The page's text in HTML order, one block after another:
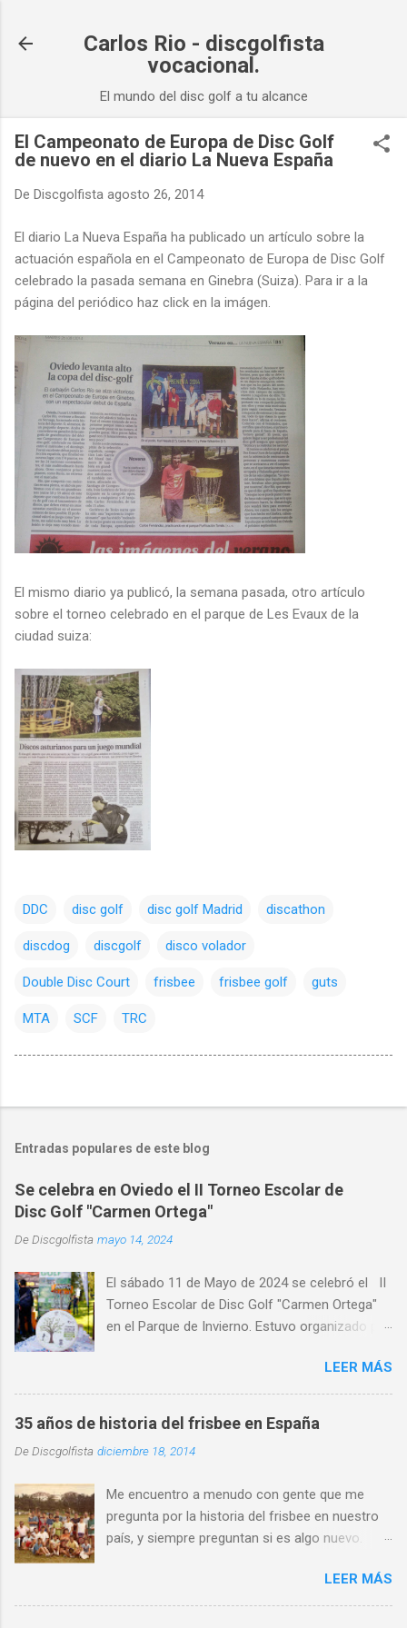
Carlos Rio - discgolfista
vocacional.
El mundo del disc golf a tu alcance
El Campeonato de Europa de Disc Golf
de nuevo en el diario La Nueva España
De Discgolfista agosto 26, 2014
El diario La Nueva España ha publicado un artículo sobre la
actuación española en el Campeonato de Europa de Disc Golf
celebrado la pasada semana en Ginebra (Suiza). Para ir a la
página del periódico haz click en la imágen.
El mismo diario ya publicó, la semana pasada, otro artículo
sobre el torneo celebrado en el parque de Les Evaux de la
ciudad suiza:
DDC disc golf disc golf Madrid discathon
discdog discgolf disco volador
Double Disc Court frisbee frisbee golf guts
MTA SCF TRC
Entradas populares de este blog
Se celebra en Oviedo el II Torneo Escolar de
Disc Golf "Carmen Ortega"
DeDiscgolfista mayo 14, 2024
El sábado 11 de Mayo de 2024 se celebró el II
Torneo Escolar de Disc Golf "Carmen Ortega"
en el Parque de Invierno. Estuvo organizado por
de CRK Disc Golf e INNOVA Discs y con la
participación de medio centenar de alumnos de
distintos centros de educativos de Asturias,
primaria y ESO y Bachiller. Alumnado de centros
escolares de distintas localidades de Asturias,
Villaviciosa, Noreña y Oviedo, donde destacó la
al alta participación del IES Leopoldo Alas.
Participó alumnado de quince centros
que pone de manifiesto el crecimiento de este
deporte también en el entorno escolar. Y es
LEER MÁS
35 años de historia del frisbee en España
DeDiscgolfista diciembre 18, 2014
Me encuentro a menudo con gente que me
pregunta por la historia del frisbee en nuestro
país, y siempre preguntan si es algo nuevo.
noción de lo que sucedido en las cinco últimas
décadas aquí os dejo este artículo. Los 70 La
LEER MÁS